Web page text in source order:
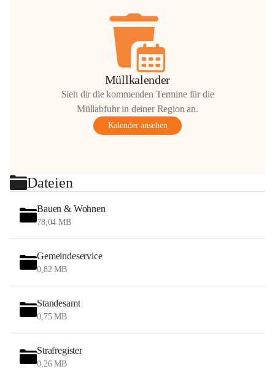
Müllkalender
Sieh dir die kommenden Termine für die
Müllabfuhr in deiner Region an.
Kalender ansehen
Dateien
Bauen & Wohnen
78,04 MB
Gemeindeservice
0,82 MB
Standesamt
0,75 MB
Strafregister
0,26 MB